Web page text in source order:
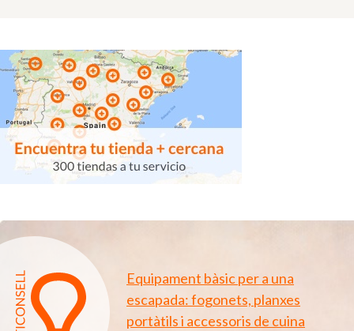
Equipament bàsic per a una
escapada: fogonets, planxes
portàtils i accessoris de cuina